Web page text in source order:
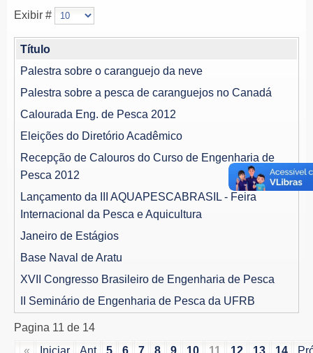
Exibir #
Título
Palestra sobre o caranguejo da neve
Palestra sobre a pesca de caranguejos no Canadá
Calourada Eng. de Pesca 2012
Eleições do Diretório Acadêmico
Recepção de Calouros do Curso de Engenharia de
Pesca 2012
Lançamento da III AQUAPESCABRASIL - Feira
Internacional da Pesca e Aquicultura
Janeiro de Estágios
Base Naval de Aratu
XVII Congresso Brasileiro de Engenharia de Pesca
II Seminário de Engenharia de Pesca da UFRB
Pagina 11 de 14
«
Iniciar Ant 5 6 7 8 9 10 11 12 13 14